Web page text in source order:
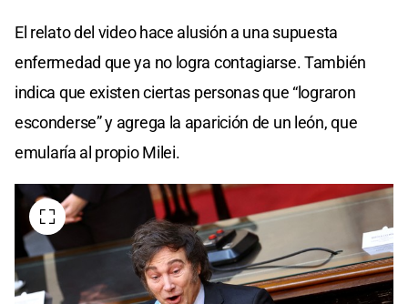
El relato del video hace alusión a una supuesta
enfermedad que ya no logra contagiarse. También
indica que existen ciertas personas que “lograron
esconderse” y agrega la aparición de un león, que
emularía al propio Milei.